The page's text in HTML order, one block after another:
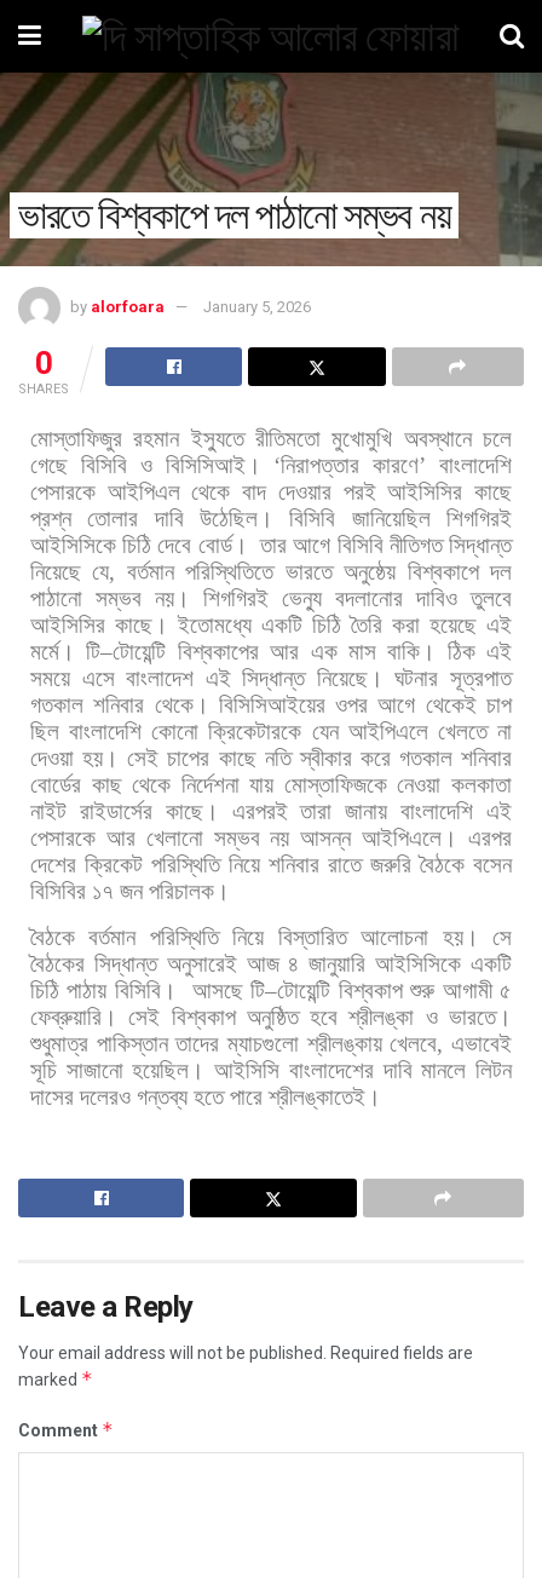
ভারতে বিশ্বকাপে দল পাঠানো সম্ভব নয়
by alorfoara January 5, 2026
0
SHARES
মোস্তাফিজুর রহমান ইস্যুতে রীতিমতো মুখোমুখি অবস্থানে চলে
গেছে বিসিবি ও বিসিসিআই। ‘নিরাপত্তার কারণে’বাংলাদেশি
পেসারকে আইপিএল থেকে বাদ দেওয়ার পরই আইসিসির কাছে
প্রশ্ন
তোলার দাবি উঠেছিল। বিসিবি জানিয়েছিল
শিগগিরই
আইসিসিকে চিঠি দেবে বোর্ড। তার আগে বিসিবি নীতিগত সিদ্ধান্ত
নিয়েছে যে, বর্তমান পরিস্থিতিতে ভারতে অনুষ্ঠেয় বিশ্বকাপে দল
পাঠানো সম্ভব নয়। শিগগিরই ভেন্যু বদলানোর দাবিও তুলবে
আইসিসির কাছে। ইতোমধ্যে একটি চিঠি তৈরি করা হয়েছে এই
মর্মে।
টি–টোয়েন্টি বিশ্বকাপের আর এক মাস বাকি। ঠিক এই
সময়ে এসে বাংলাদেশ এই সিদ্ধান্ত নিয়েছে। ঘটনার সূত্রপাত
গতকাল শনিবার থেকে। বিসিসিআইয়ের ওপর আগে থেকেই চাপ
ছিল বাংলাদেশি কোনো ক্রিকেটারকে যেন আইপিএলে খেলতে না
দেওয়া হয়। সেই চাপের কাছে নতি স্বীকার করে গতকাল শনিবার
বোর্ডের কাছ থেকে নির্দেশনা যায় মোস্তাফিজকে নেওয়া কলকাতা
নাইট রাইডার্সের কাছে। এরপরই তারা জানায় বাংলাদেশি এই
পেসারকে আর খেলানো সম্ভব নয় আসন্ন আইপিএলে।
এরপর
দেশের ক্রিকেট পরিস্থিতি নিয়ে শনিবার রাতে জরুরি বৈঠকে বসেন
বিসিবির ১৭ জন পরিচালক।
বৈঠকে বর্তমান পরিস্থিতি নিয়ে বিস্তারিত আলোচনা হয়।
সে
বৈঠকের সিদ্ধান্ত অনুসারেই আজ ৪ জানুয়ারি আইসিসিকে একটি
চিঠি পাঠায় বিসিবি। আসছে টি–টোয়েন্টি বিশ্বকাপ শুরু আগামী ৫
ফেব্রুয়ারি।
সেই বিশ্বকাপ অনুষ্ঠিত হবে শ্রীলঙ্কা ও ভারতে।
শুধুমাত্র পাকিস্তান তাদের ম্যাচগুলো শ্রীলঙ্কায় খেলবে,এভাবেই
সূচি সাজানো হয়েছিল। আইসিসি বাংলাদেশের দাবি মানলে লিটন
দাসের দলেরও গন্তব্য হতে পারে শ্রীলঙ্কাতেই।
Leave a Reply
Your email address will not be published.
Required fields are
marked *
Comment *